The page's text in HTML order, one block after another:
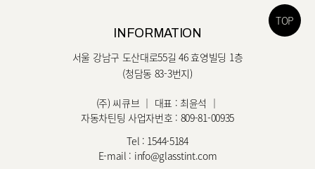
INFORMATION
서울 강남구 도산대로55길 46 효영빌딩 1층
(청담동 83-3번지)
(주) 씨큐브 ｜ 대표 : 최윤석 ｜
자동차틴팅 사업자번호 : 809-81-00935
Tel : 1544-5184
E-mail : info@glasstint.com
TOP